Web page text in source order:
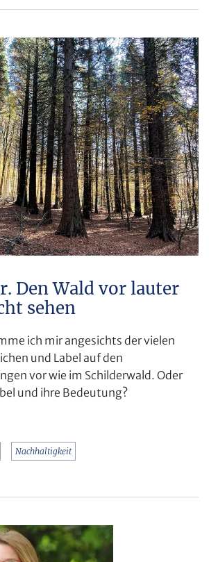
Den Wald vor lauter
sehen
ich mir angesichts der vielen
und Label auf den
vor wie im Schilderwald. Oder
und ihre Bedeutung?
Nachhaltigkeit